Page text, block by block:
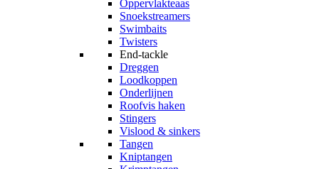
Oppervlakteaas
Snoekstreamers
Swimbaits
Twisters
End-tackle
Dreggen
Loodkoppen
Onderlijnen
Roofvis haken
Stingers
Vislood & sinkers
Tangen
Kniptangen